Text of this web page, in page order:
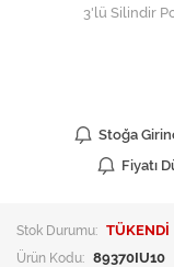
3'lü Silindir
Stoğa
Fiyatı
Stok Durumu: TÜKENDİ
Ürün Kodu: 89370IU10